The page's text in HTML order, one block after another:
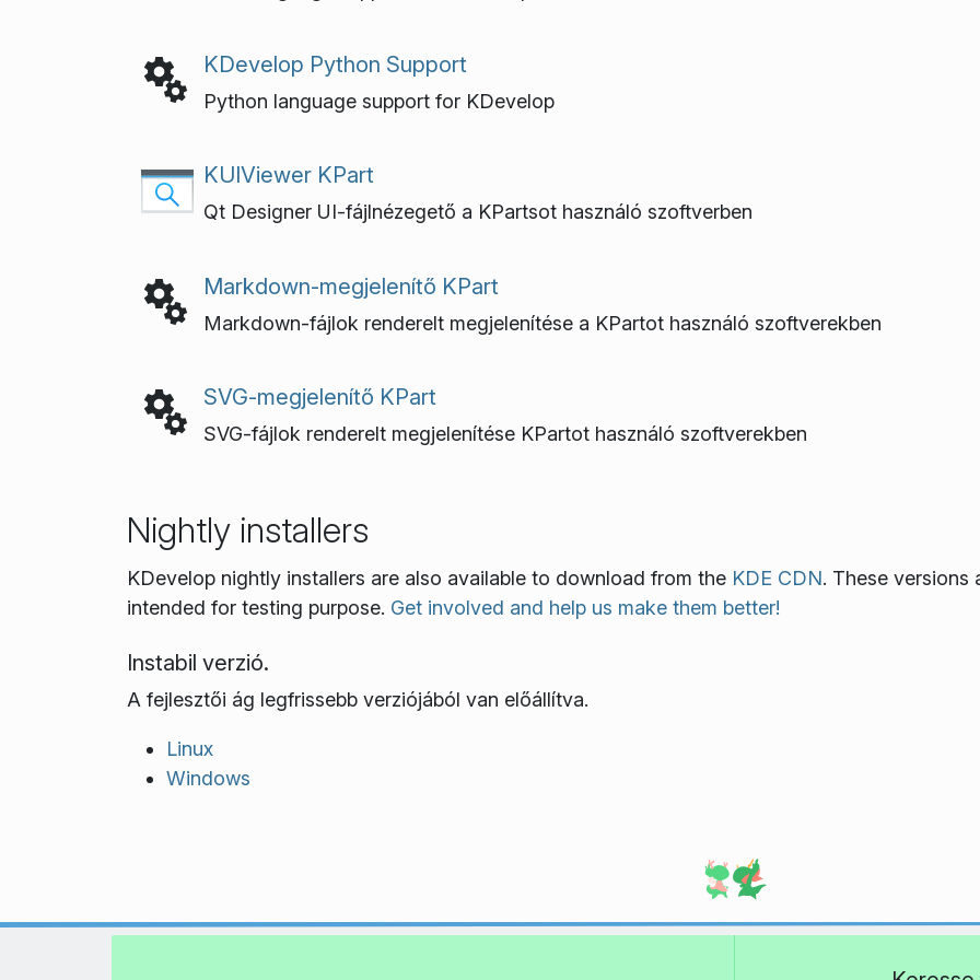
KDevelop Python Support
Python language support for KDevelop
KUIViewer KPart
Qt Designer UI-fájlnézegető a KPartsot használó szoftverben
Markdown-megjelenítő KPart
Markdown-fájlok renderelt megjelenítése a KPartot használó szoftverekben
SVG-megjelenítő KPart
SVG-fájlok renderelt megjelenítése KPartot használó szoftverekben
Nightly installers
KDevelop nightly installers are also available to download from the KDE CDN. These versions
intended for testing purpose. Get involved and help us make them better!
Instabil verzió.
A fejlesztői ág legfrissebb verziójából van előállítva.
Linux
Windows